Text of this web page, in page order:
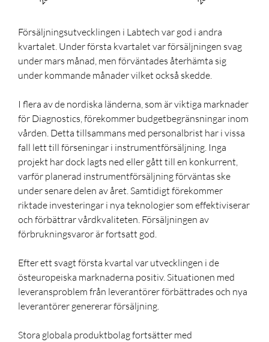
Försäljningsutvecklingen i Labtech var god i andra
kvartalet. Under första kvartalet var försäljningen svag
under mars månad, men förväntades återhämta sig
under kommande månader vilket också skedde.
I flera av de nordiska länderna, som är viktiga marknader
för Diagnostics, förekommer budgetbegränsningar inom
vården. Detta tillsammans med personalbrist har i vissa
fall lett till förseningar i instrumentförsäljning. Inga
projekt har dock lagts ned eller gått till en konkurrent,
varför planerad instrumentförsäljning förväntas ske
under senare delen av året. Samtidigt förekommer
riktade investeringar i nya teknologier som effektiviserar
och förbättrar vårdkvaliteten. Försäljningen av
förbrukningsvaror är fortsatt god.
Efter ett svagt första kvartal var utvecklingen i de
östeuropeiska marknaderna positiv. Situationen med
leveransproblem från leverantörer förbättrades och nya
leverantörer genererar försäljning.
Stora globala produktbolag fortsätter med